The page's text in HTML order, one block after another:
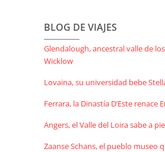
BLOG DE VIAJES
Glendalough, ancestral valle de
Wicklow
Lovaina, su universidad bebe
Ferrara, la Dinastía D’Este renace
Angers, el Valle del Loira sabe a
Zaanse Schans, el pueblo museo